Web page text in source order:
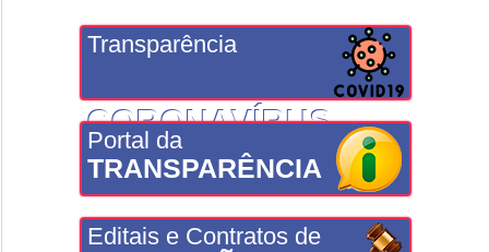
Transparência
CORONAVÍRUS
Portal da
TRANSPARÊNCIA
Editais e Contratos de